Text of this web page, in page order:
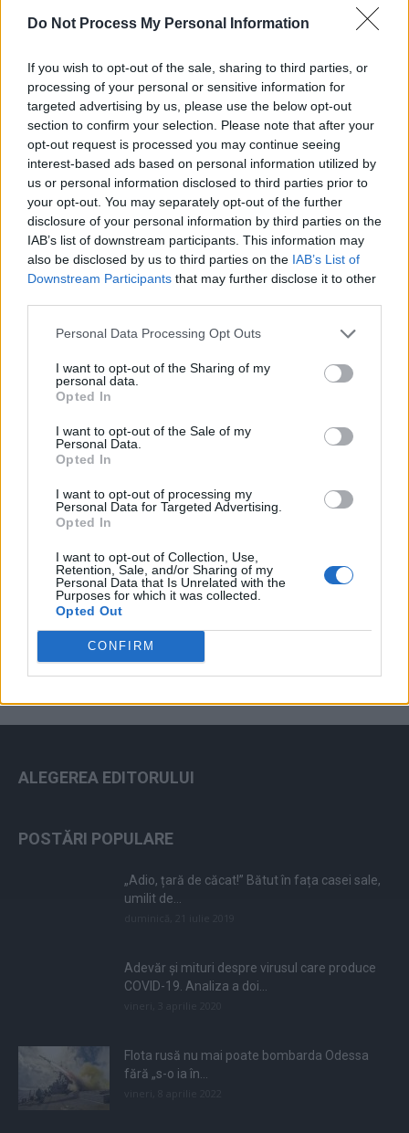
Do Not Process My Personal Information
If you wish to opt-out of the sale, sharing to third parties, or
processing of your personal or sensitive information for
targeted advertising by us, please use the below opt-out
section to confirm your selection. Please note that after your
opt-out request is processed you may continue seeing
interest-based ads based on personal information utilized by
us or personal information disclosed to third parties prior to
your opt-out. You may separately opt-out of the further
disclosure of your personal information by third parties on the
IAB’s list of downstream participants. This information may
also be disclosed by us to third parties on the IAB’s List of
Downstream Participants that may further disclose it to other
Personal Data Processing Opt Outs
I want to opt-out of the Sharing of my
personal data.
Opted In
I want to opt-out of the Sale of my
Personal Data.
Opted In
I want to opt-out of processing my
Personal Data for Targeted Advertising.
Opted In
I want to opt-out of Collection, Use,
Retention, Sale, and/or Sharing of my
Personal Data that Is Unrelated with the
Purposes for which it was collected.
Opted Out
CONFIRM
POT (Gavrilă)
Acțiunea Conservatoare (Târziu)
PDF (Lazarus)
PUSL (D. Voiculescu)
PNȚCD (Pavelescu)
PNCR (Terheș)
Partidul Patrioților (Surugiu)
FAR (Coarnă)
România pe Primul Loc (Ponta)
Arată rezultatele
ad
ALEGEREA EDITORULUI
POSTĂRI POPULARE
„Adio, țară de căcat!” Bătut în fața casei sale,
umilit de...
Adevăr și mituri despre virusul care produce
COVID-19. Analiza a doi...
Flota rusă nu mai poate bombarda Odessa
fără „s-o ia în...